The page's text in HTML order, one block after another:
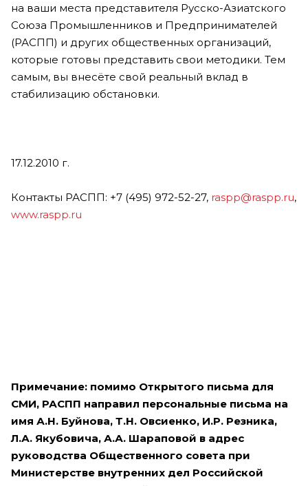
на ваши места представителя Русско-Азиатского
Союза Промышленников и Предпринимателей
(РАСПП) и других общественных организаций,
которые готовы представить свои методики. Тем
самым, вы внесёте свой реальный вклад в
стабилизацию обстановки.
17.12.2010 г.
Контакты РАСПП: +7 (495) 972-52-27, raspp@raspp.ru,
www.raspp.ru
Примечание: помимо Открытого письма для
СМИ, РАСПП направил персональные письма на
имя А.Н. Буйнова, Т.Н. Овсиенко, И.Р. Резника,
Л.А. Якубовича, А.А. Шараповой в адрес
руководства Общественного совета при
Министерстве внутренних дел Российской